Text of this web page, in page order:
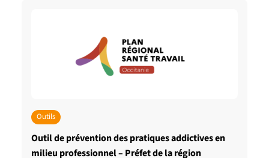
Outils
Outil de prévention des pratiques addictives en
milieu professionnel – Préfet de la région